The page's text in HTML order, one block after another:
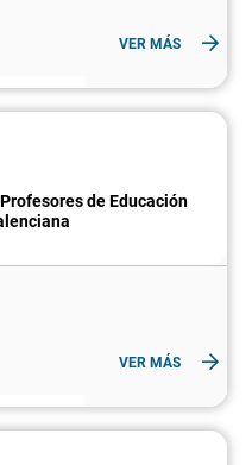
VER MÁS
de Educación
VER MÁS